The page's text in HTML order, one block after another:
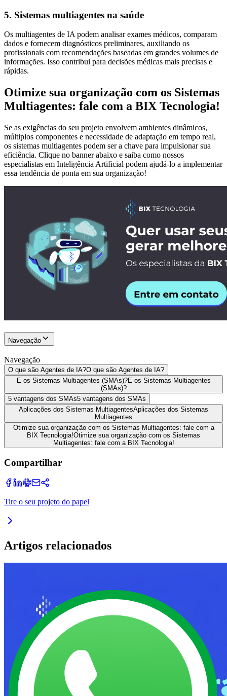
5. Sistemas multiagentes na saúde
Os multiagentes de IA podem analisar exames médicos, comparam
dados e fornecem diagnósticos preliminares, auxiliando os
profissionais com recomendações baseadas em grandes volumes de
informações. Isso contribui para decisões médicas mais precisas e
rápidas.
Otimize sua organização com os Sistemas
Multiagentes: fale com a BIX Tecnologia!
Se as exigências do seu projeto envolvem ambientes dinâmicos,
múltiplos componentes e necessidade de adaptação em tempo real,
os sistemas multiagentes podem ser a chave para impulsionar sua
eficiência. Clique no banner abaixo e saiba como nossos
especialistas em Inteligência Artificial podem ajudá-lo a implementar
essa tendência de ponta em sua organização!
Navegação
Navegação
O que são Agentes de IA?O que são Agentes de IA?
E os Sistemas Multiagentes (SMAs)?E os Sistemas Multiagentes
(SMAs)?
5 vantagens dos SMAs5 vantagens dos SMAs
Aplicações dos Sistemas MultiagentesAplicações dos Sistemas
Multiagentes
Otimize sua organização com os Sistemas Multiagentes: fale com a
BIX Tecnologia!Otimize sua organização com os Sistemas
Multiagentes: fale com a BIX Tecnologia!
Compartilhar
Tire o seu projeto do papel
Artigos relacionados